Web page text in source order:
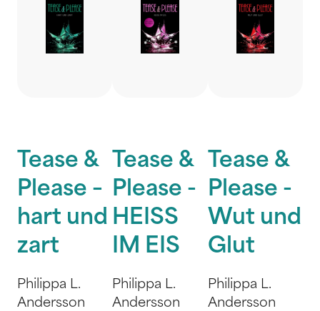
Tease &
Please –
hart und
zart
Philippa L.
Andersson
Tease &
Please -
HEISS
IM EIS
Philippa L.
Andersson
Tease &
Please -
Wut und
Glut
Philippa L.
Andersson